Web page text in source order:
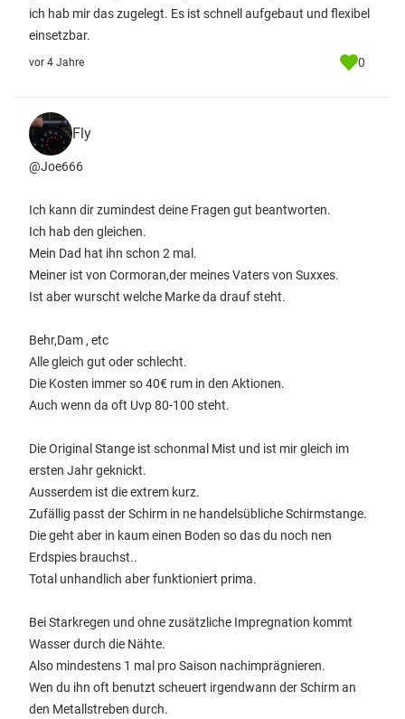
ich hab mir das zugelegt. Es ist schnell aufgebaut und flexibel
einsetzbar.
vor 4 Jahre 0
Fly
@Joe666
Ich kann dir zumindest deine Fragen gut beantworten.
Ich hab den gleichen.
Mein Dad hat ihn schon 2 mal.
Meiner ist von Cormoran,der meines Vaters von Suxxes.
Ist aber wurscht welche Marke da drauf steht.
Behr,Dam , etc
Alle gleich gut oder schlecht.
Die Kosten immer so 40€ rum in den Aktionen.
Auch wenn da oft Uvp 80-100 steht.
Die Original Stange ist schonmal Mist und ist mir gleich im
ersten Jahr geknickt.
Ausserdem ist die extrem kurz.
Zufällig passt der Schirm in ne handelsübliche Schirmstange.
Die geht aber in kaum einen Boden so das du noch nen
Erdspies brauchst..
Total unhandlich aber funktioniert prima.
Bei Starkregen und ohne zusätzliche Impregnation kommt
Wasser durch die Nähte.
Also mindestens 1 mal pro Saison nachimprägnieren.
Wen du ihn oft benutzt scheuert irgendwann der Schirm an
den Metallstreben durch.